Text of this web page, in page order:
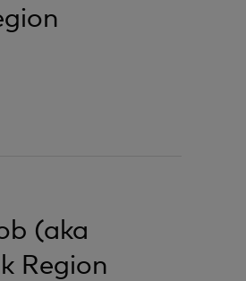
(aka
Region